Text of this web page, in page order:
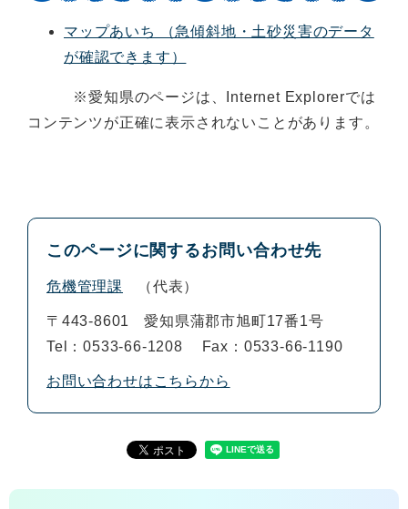
マップあいち （急傾斜地・土砂災害のデータ
が確認できます）
※愛知県のページは、Internet Explorerでは
コンテンツが正確に表示されないことがあります。
このページに関するお問い合わせ先
危機管理課 代表
〒443-8601
愛知県蒲郡市旭町17番1号
Tel：0533-66-1208
Fax：0533-66-1190
お問い合わせはこちらから